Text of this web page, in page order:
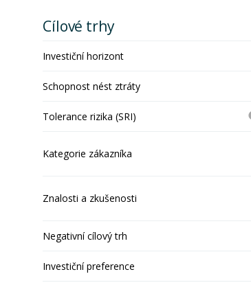
Cílové trhy
Investiční horizont
Schopnost nést ztráty
Tolerance rizika (SRI)
Kategorie zákazníka
Znalosti a zkušenosti
Negativní cílový trh
Investiční preference